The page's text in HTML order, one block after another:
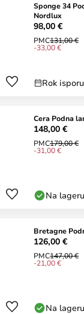
Sponge 34
Nordlux
98,00 €
PMC131,00 €
-33,00 €
Rok
Cera Podna
148,00 €
PMC179,00 €
-31,00 €
Na lageru
Bretagne
126,00 €
PMC147,00 €
-21,00 €
Na lageru